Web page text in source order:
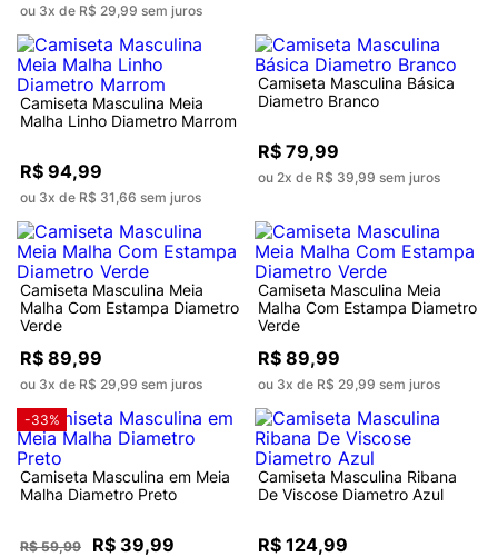
ou 3x de R$ 29,99 sem juros
Camiseta Masculina Meia
Malha Linho Diametro Marrom
R$ 94,99
ou 3x de R$ 31,66 sem juros
Camiseta Masculina Básica
Diametro Branco
R$ 79,99
ou 2x de R$ 39,99 sem juros
Camiseta Masculina Meia
Malha Com Estampa Diametro
Verde
R$ 89,99
ou 3x de R$ 29,99 sem juros
Camiseta Masculina Meia
Malha Com Estampa Diametro
Verde
R$ 89,99
ou 3x de R$ 29,99 sem juros
-33%
Camiseta Masculina em Meia
Malha Diametro Preto
R$ 59,99 R$ 39,99
Camiseta Masculina Ribana
De Viscose Diametro Azul
R$ 124,99